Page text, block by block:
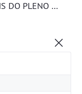
ACTAS DE ACORDOS DAS SESIÓNS DO PLENO DA CORPORACIÓN